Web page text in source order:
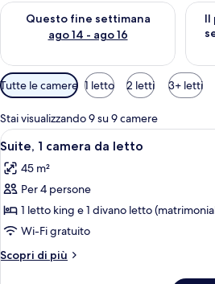
Questo fine settimana
ago 14 - ago 16
Verifica la disponibilità per questo
Il
Filtri
disponibili
per
le
camere
Tutte le camere 1 letto 2 letti 3+ letti
Stai visualizzando 9 su 9 camere
Apri
tutte
le
foto
per
Suite,
1
camera
Una
6
Suite, 1 camera da letto
45 m²
Per 4 persone
1 letto king e 1 divano letto
Wi-Fi gratuito
Scopri di più
Altri